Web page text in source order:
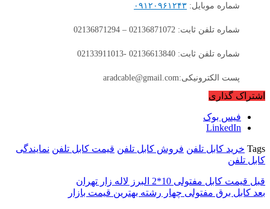
شماره موبایل: ۰۹۱۲۰۹۶۱۲۴۳
شماره تلفن ثابت: 02136871072 – 02136871294
شماره تلفن ثابت: 02136613840 -02133911013
پست الکترونیکی:aradcable@gmail.com
اشتراک گذاری
فیس بوک
LinkedIn
Tags خرید کابل تلفن فروش کابل تلفن قیمت کابل تلفن نمایندگی
کابل تلفن
قبل قیمت کابل مفتولی 10*2 البرز لاله زار تهران
بعد کابل برق مفتولی چهار رشته بهترین قیمت بازار